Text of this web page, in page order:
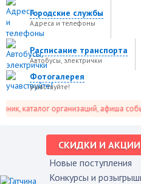
Городские службы
Адреса и телефоны
Расписание транспорта
Автобусы, электрички
Фотогалерея
учавствуйте!
каталог организаций, афиша
СКИДКИ И АКЦИИ
Новые поступления
Конкурсы и